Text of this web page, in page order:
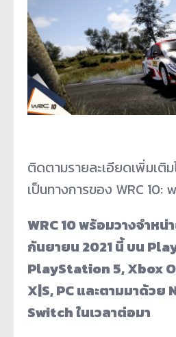
ติดตามรายละเอียดเพิ่มเติ
เป็นทางการของ WRC 10:
WRC 10 พร้อมวางจำหน่
กันยายน 2021 นี้ บน
PlayStation 5, Xbox
X|S, PC และตามมาด้วย
Switch ในเวลาต่อมา